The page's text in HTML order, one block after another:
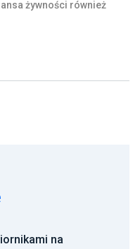
żywności również
na